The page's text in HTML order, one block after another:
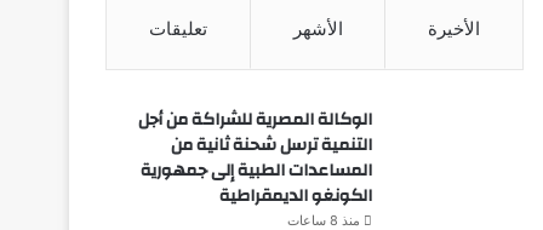
الأخيرة الأشهر تعليقات
الوكالة المصرية للشراكة من أجل
التنمية ترسل شحنة ثانية من
المساعدات الطبية إلى جمهورية
الكونغو الديمقراطية
منذ 8 ساعات